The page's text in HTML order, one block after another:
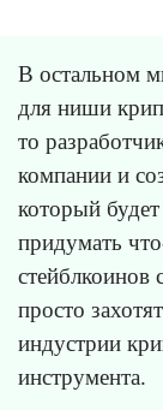
В остальном
для ниши
то
компании и
который
придумать
стейблкоинов
просто
индустрии
инструмента.